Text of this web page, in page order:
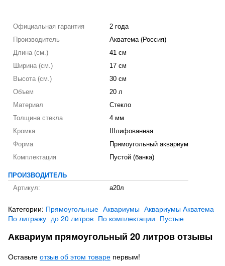
Официальная гарантия
2 года
Производитель
Акватема (Россия)
Длина (см.)
41 см
Ширина (см.)
17 см
Высота (см.)
30 см
Объем
20 л
Материал
Стекло
Толщина стекла
4 мм
Кромка
Шлифованная
Форма
Прямоугольный аквариум
Комплектация
Пустой (банка)
ПРОИЗВОДИТЕЛЬ
Артикул:
а20л
Категории: Прямоугольные Аквариумы Аквариумы Акватема
По литражу до 20 литров По комплектации Пустые
Аквариум прямоугольный 20 литров отзывы
Оставьте отзыв об этом товаре первым!